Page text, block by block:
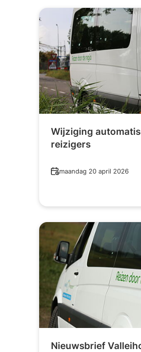
Wijziging
reizigers
Datum
maandag 20 april 2026
Nieuwsbrief